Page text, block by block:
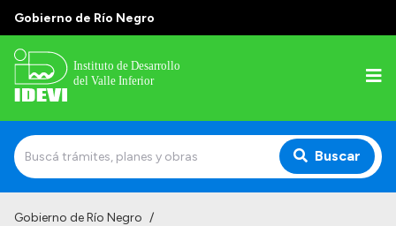
Gobierno de Río Negro
Buscar
Gobierno de Río Negro /